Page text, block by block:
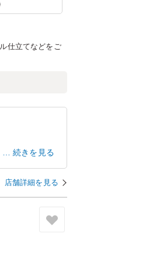
仕立てなどをご
志茂2026/08/07
続きを見る
店舗詳細を見る